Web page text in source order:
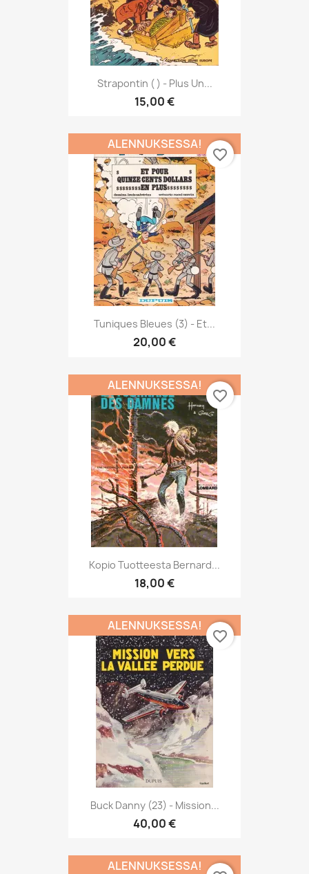
Strapontin ( ) - Plus Un...
15,00 €
Tuniques Bleues (3) - Et...
20,00 €
ALENNUKSESSA!
favorite_border
Kopio Tuotteesta Bernard...
18,00 €
ALENNUKSESSA!
favorite_border
Buck Danny (23) - Mission...
40,00 €
ALENNUKSESSA!
favorite_border
ALENNUKSESSA!